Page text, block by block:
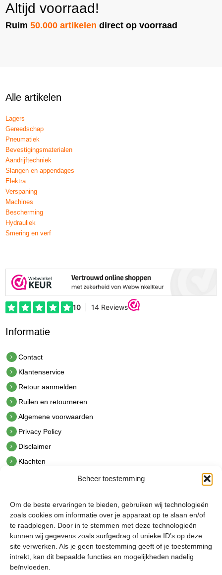
Beheer toestemming
Om de beste ervaringen te bieden, gebruiken wij technologieën
zoals cookies om informatie over je apparaat op te slaan en/of
te raadplegen. Door in te stemmen met deze technologieën
kunnen wij gegevens zoals surfgedrag of unieke ID’s op deze
site verwerken. Als je geen toestemming geeft of je toestemming
intrekt, kan dit bepaalde functies en mogelijkheden nadelig
beïnvloeden.
Altijd voorraad!
Ruim50.000 artikelen direct op voorraad
Alle artikelen
Lagers
Gereedschap
Pneumatiek
Bevestigingsmaterialen
Aandrijftechniek
Slangen en appendages
Elektra
Verspaning
Machines
Bescherming
Hydrauliek
Smering en verf
Informatie
Contact
Klantenservice
Retour aanmelden
Ruilen en retourneren
Algemene voorwaarden
Privacy Policy
Disclaimer
Klachten
hetindustriehuis B.V.
De Hoek 1 1601 MR Enkhuizen
t.0228 53 00 40
e.info@hetindustriehuis.com
KVK 51483904
BTW NL850044522B01